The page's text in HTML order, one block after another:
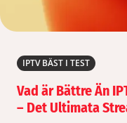
IPTV BÄST I TEST
Vad är Bättre Än
– Det Ultimata